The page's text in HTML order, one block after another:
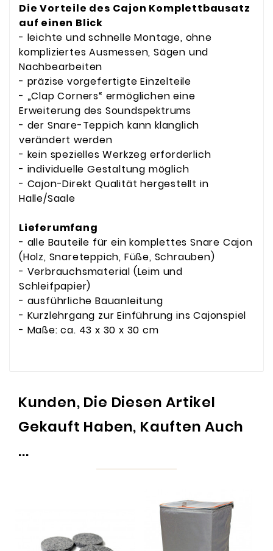
Die Vorteile des Cajon Komplettbausatz
auf einen Blick
- leichte und schnelle Montage, ohne
kompliziertes Ausmessen, Sägen und
Nachbearbeiten
- präzise vorgefertigte Einzelteile
- „Clap Corners“ ermöglichen eine
Erweiterung des Soundspektrums
- der Snare-Teppich kann klanglich
verändert werden
- kein spezielles Werkzeg erforderlich
- individuelle Gestaltung möglich
- Cajon-Direkt Qualität hergestellt in
Halle/Saale
Lieferumfang
- alle Bauteile für ein komplettes Snare Cajon
(Holz, Snareteppich, Füße, Schrauben)
- Verbrauchsmaterial (Leim und
Schleifpapier)
- ausführliche Bauanleitung
- Kurzlehrgang zur Einführung ins Cajonspiel
- Maße: ca. 43 x 30 x 30 cm
Kunden, Die Diesen Artikel
Gekauft Haben, Kauften Auch
...